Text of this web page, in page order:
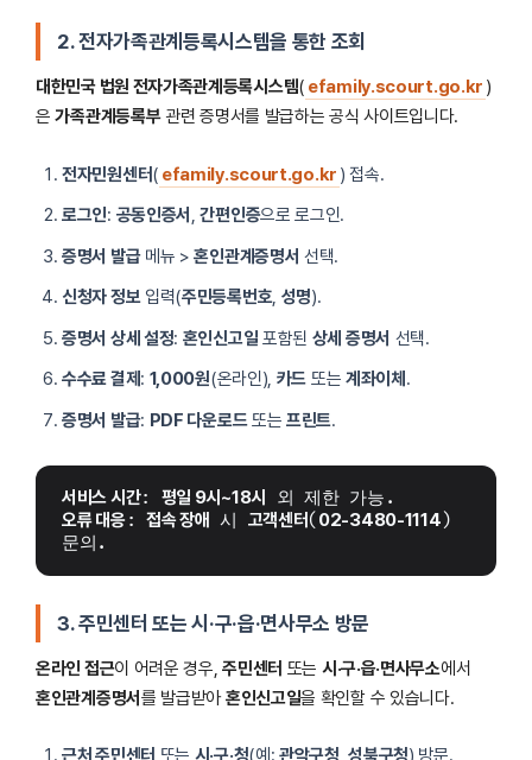
2. 전자가족관계등록시스템을 통한 조회
대한민국 법원 전자가족관계등록시스템( efamily.scourt.go.kr )
은가족관계등록부관련 증명서를 발급하는 공식 사이트입니다.
전자민원센터( efamily.scourt.go.kr ) 접속.
로그인: 공동인증서 ,간편인증으로 로그인.
증명서 발급메뉴 >혼인관계증명서 선택.
신청자 정보입력(주민등록번호, 성명).
증명서 상세 설정: 혼인신고일 포함된 상세 증명서 선택.
수수료 결제 : 1,000원(온라인), 카드 또는 계좌이체 .
증명서 발급: PDF 다운로드또는프린트.
서비스 시간: 평일 9시~18시 외 제한 가능.
오류 대응: 접속 장애 시 고객센터 ( 02-3480-1114)
문의.
3. 주민센터 또는 시·구·읍·면사무소 방문
온라인 접근이 어려운 경우,주민센터 또는 시·구·읍·면사무소에서
혼인관계증명서를 발급받아혼인신고일을 확인할 수 있습니다.